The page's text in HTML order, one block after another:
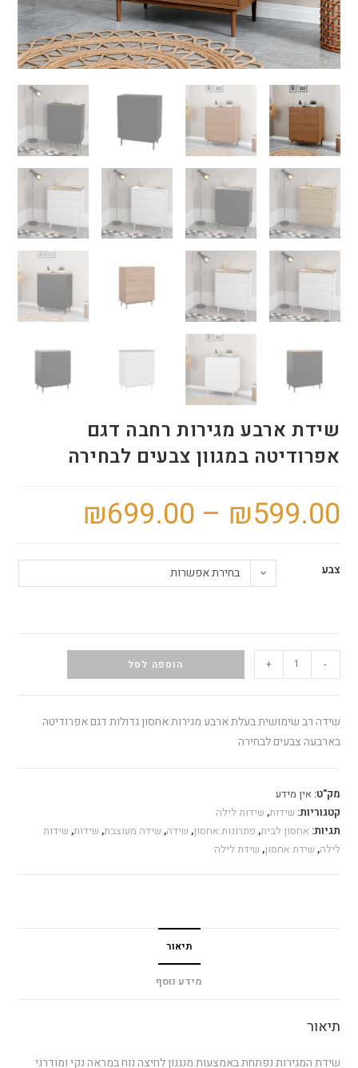
שידת ארבע מגירות רחבה דגם
אפרודיטה במגוון צבעים לבחירה
₪599.00
–
₪699.00
צבע בחירת אפשרות
-
+ הוספה לסל
שידה רב שימושית בעלת ארבע מגירות אחסון גדולות דגם אפרודיטה
בארבעה צבעים לבחירה
מק"ט: אין מידע
קטגוריות: שידות, שידות לילה
תגיות: אחסון לבית, פתרונות אחסון, שידה, שידה מעוצבת, שידות, שידות
לילה, שידת אחסון, שידת לילה
תיאור
מידע נוסף
תיאור
שידת המגירות נפתחת באמצעות מנגנון לחיצה נוח במראה נקי ומודרני